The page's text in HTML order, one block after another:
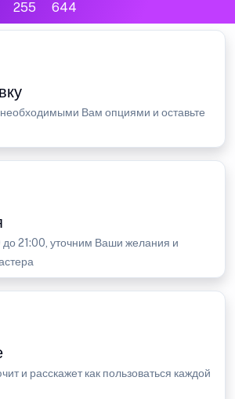
255 644
Вам опциями и оставьте
21:00, уточним Ваши желания и
и расскажет как пользоваться каждой